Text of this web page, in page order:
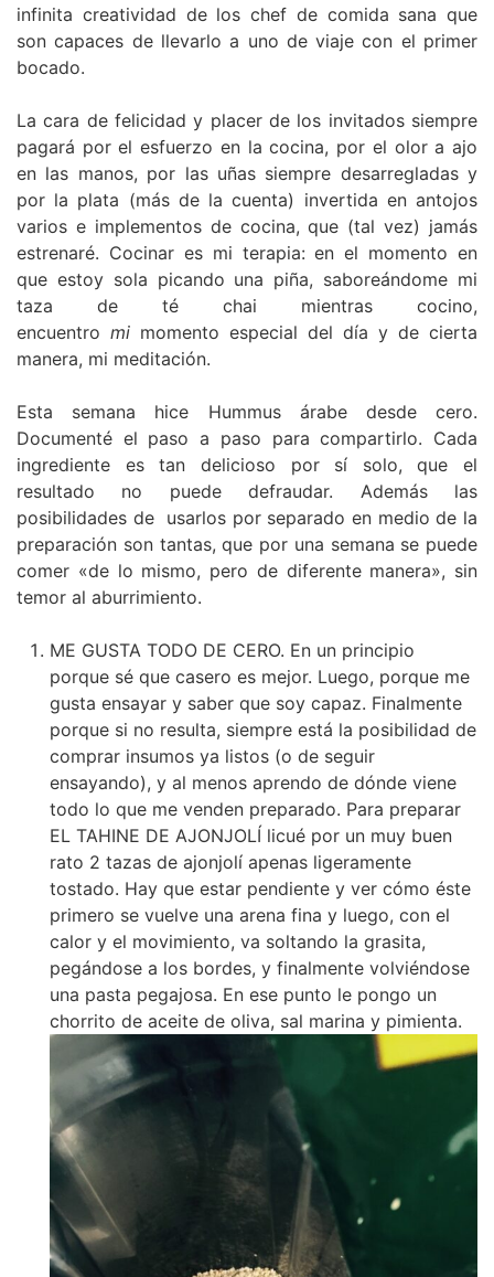
infinita creatividad de los chef de comida sana que
son capaces de llevarlo a uno de viaje con el primer
bocado.
La cara de felicidad y placer de los invitados siempre
pagará por el esfuerzo en la cocina, por el olor a ajo
en las manos, por las uñas siempre desarregladas y
por la plata (más de la cuenta) invertida en antojos
varios e implementos de cocina, que (tal vez) jamás
estrenaré. Cocinar es mi terapia: en el momento en
que estoy sola picando una piña, saboreándome mi
taza de té chai mientras cocino,
encuentro mi momento especial del día y de cierta
manera, mi meditación.
Esta semana hice Hummus árabe desde cero.
Documenté el paso a paso para compartirlo. Cada
ingrediente es tan delicioso por sí solo, que el
resultado no puede defraudar. Además las
posibilidades de usarlos por separado en medio de la
preparación son tantas, que por una semana se puede
comer «de lo mismo, pero de diferente manera», sin
temor al aburrimiento.
ME GUSTA TODO DE CERO. En un principio
porque sé que casero es mejor. Luego, porque me
gusta ensayar y saber que soy capaz. Finalmente
porque si no resulta, siempre está la posibilidad de
comprar insumos ya listos (o de seguir
ensayando), y al menos aprendo de dónde viene
todo lo que me venden preparado. Para preparar
EL TAHINE DE AJONJOLÍ licué por un muy buen
rato 2 tazas de ajonjolí apenas ligeramente
tostado. Hay que estar pendiente y ver cómo éste
primero se vuelve una arena fina y luego, con el
calor y el movimiento, va soltando la grasita,
pegándose a los bordes, y finalmente volviéndose
una pasta pegajosa. En ese punto le pongo un
chorrito de aceite de oliva, sal marina y pimienta.